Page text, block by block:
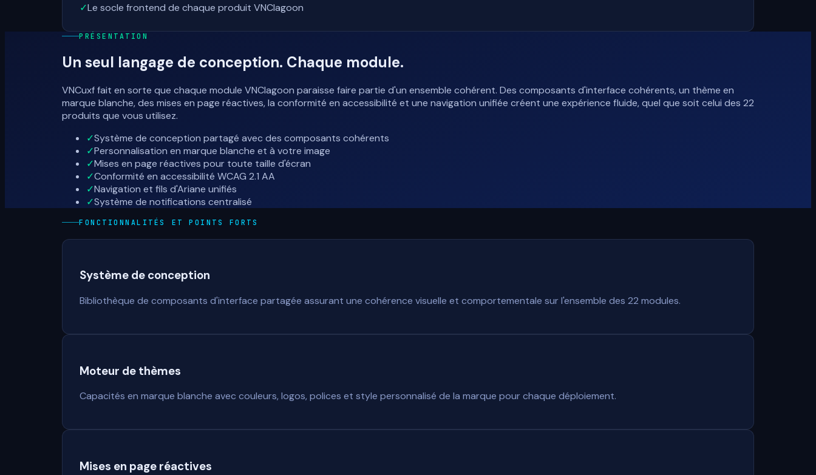
✓Le socle frontend de chaque produit VNClagoon
PRÉSENTATION
Un seul langage de conception. Chaque module.
VNCuxf fait en sorte que chaque module VNClagoon paraisse faire partie d'un ensemble cohérent. Des composants d'interface cohérents, un thème en
marque blanche, des mises en page réactives, la conformité en accessibilité et une navigation unifiée créent une expérience fluide, quel que soit celui des 22
produits que vous utilisez.
✓Système de conception partagé avec des composants cohérents
✓Personnalisation en marque blanche et à votre image
✓Mises en page réactives pour toute taille d'écran
✓Conformité en accessibilité WCAG 2.1 AA
✓Navigation et fils d'Ariane unifiés
✓Système de notifications centralisé
FONCTIONNALITÉS ET POINTS FORTS
Système de conception
Bibliothèque de composants d'interface partagée assurant une cohérence visuelle et comportementale sur l'ensemble des 22 modules.
Moteur de thèmes
Capacités en marque blanche avec couleurs, logos, polices et style personnalisé de la marque pour chaque déploiement.
Mises en page réactives